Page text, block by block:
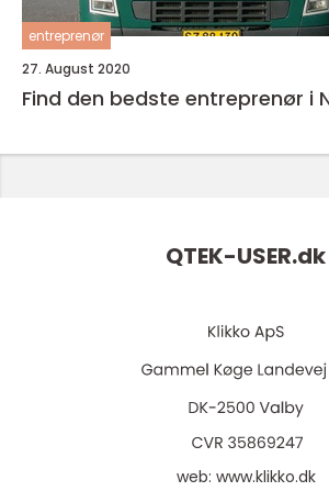
entreprenør
27. August 2020
Find den bedste entreprenør i
QTEK-USER.dk
web: www.klikko.dk